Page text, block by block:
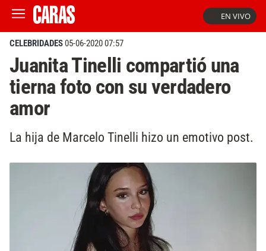
EN VIVO
CELEBRIDADES05-06-2020 07:57
Juanita Tinelli compartió una
tierna foto con su verdadero
amor
La hija de Marcelo Tinelli hizo un emotivo post.